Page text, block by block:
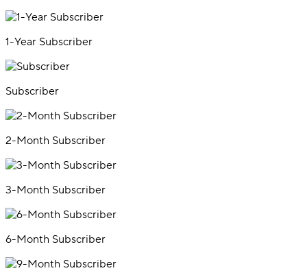
1-Year Subscriber
Subscriber
2-Month Subscriber
3-Month Subscriber
6-Month Subscriber